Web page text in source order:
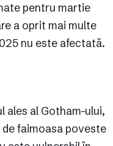
pentru martie
a oprit mai multe
nu este afectată.
ales al Gotham-ului,
faimoasa poveste